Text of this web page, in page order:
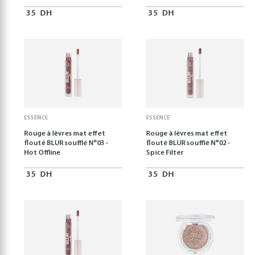
35 DH 35 DH
ESSENCE
Rouge à lèvres mat effet
flouté BLUR soufflé N°03 -
Hot Offline
35 DH
ESSENCE
Rouge à lèvres mat effet
flouté BLUR soufflé N°02 -
Spice Filter
35 DH